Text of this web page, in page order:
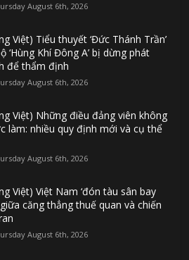
August 6th, 2026
Việt) Tiểu thuyết ‘Đức Thánh Trần’
‘Hùng Khí Đông A’ bị dừng phát
để thẩm định
August 6th, 2026
Việt) Những điều đảng viên không
làm: nhiều quy định mới và cụ thể
August 6th, 2026
Việt) Việt Nam ‘đón tàu sân bay
giữa căng thẳng thuế quan và chiến
August 6th, 2026